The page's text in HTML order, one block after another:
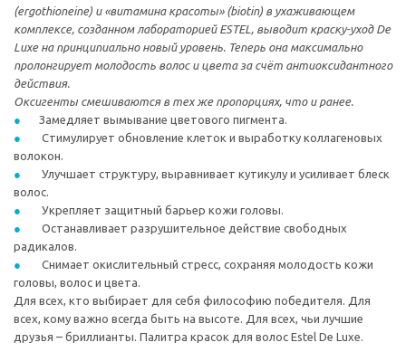
(ergothioneine) и «витамина красоты» (biotin) в ухаживающем
комплексе, созданном лабораторией ESTEL, выводит краску-уход De
Luxe на принципиально новый уровень. Теперь она максимально
пролонгирует молодость волос и цвета за счёт антиоксидантного
действия.
Оксигенты смешиваются в тех же пропорциях, что и ранее.
Замедляет вымывание цветового пигмента.
Стимулирует обновление клеток и выработку коллагеновых
волокон.
Улучшает структуру, выравнивает кутикулу и усиливает блеск
волос.
Укрепляет защитный барьер кожи головы.
Останавливает разрушительное действие свободных
радикалов.
Снимает окислительный стресс, сохраняя молодость кожи
головы, волос и цвета.
Для всех, кто выбирает для себя философию победителя. Для
всех, кому важно всегда быть на высоте. Для всех, чьи лучшие
друзья – бриллианты. Палитра красок для волос Estel De Luxe.